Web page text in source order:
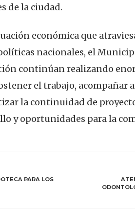
de la ciudad.
económica que
nacionales, el
continúan realizando
el trabajo, acompañar
la continuidad de
y oportunidades para la
PARA LOS